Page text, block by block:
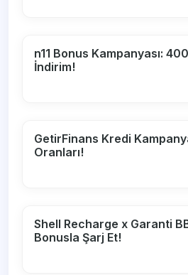
n11 Bonus Kampanyası:
İndirim!
GetirFinans Kredi
Oranları!
Shell Recharge x Garanti
Bonusla Şarj Et!